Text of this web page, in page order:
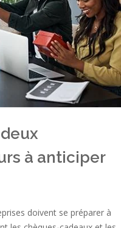
à anticiper
doivent se préparer à